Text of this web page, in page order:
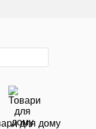
для дому